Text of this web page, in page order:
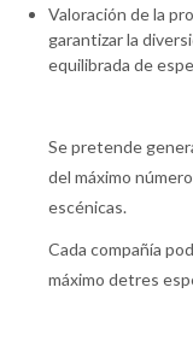
Valoración de la
garantizar la
equilibrada de
Se pretende
del máximo
escénicas.
Cada compañía
máximo detres